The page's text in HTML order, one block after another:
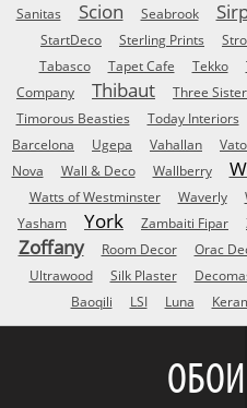
Sanitas
Scion Seabrook
StartDeco
Sterling Prints
Tabasco
Tapet Cafe Tekko
Company
Thibaut Three
Timorous Beasties
Today Interiors
Barcelona
Ugepa Vahallan
Nova
Wall & Deco Wallberry
Watts of Westminster
Waverly
Yasham
York Zambaiti Fipar
Zoffany Room Decor Orac
Ultrawood
Silk Plaster
Baoqili
LSI Luna
ОБОИ